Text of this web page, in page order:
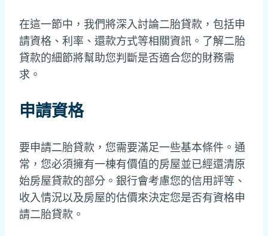
在這一節中，我們將深入討論二胎貸款，包括申
請資格、利率、還款方式等相關資訊。了解二胎
貸款的細節將幫助您判斷是否適合您的財務需
求。
申請資格
要申請二胎貸款，您需要滿足一些基本條件。通
常，您必須擁有一棟有價值的房屋並已經還清原
始房屋貸款的部分。銀行會考慮您的信用評等、
收入情況以及房屋的估價來決定您是否有資格申
請二胎貸款。